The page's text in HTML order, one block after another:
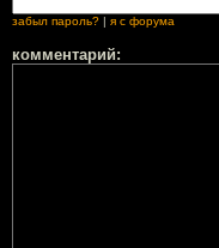
забыл пароль? я с форума
комментарий: